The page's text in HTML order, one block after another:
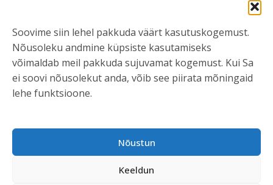
Soovime siin lehel pakkuda väärt kasutuskogemust.
Nõusoleku andmine küpsiste kasutamiseks
võimaldab meil pakkuda sujuvamat kogemust. Kui Sa
ei soovi nõusolekut anda, võib see piirata mõningaid
lehe funktsioone.
Nõustun
Keeldun
KASULIK INFO
Teenused
Tööriistad
Uudiskiri